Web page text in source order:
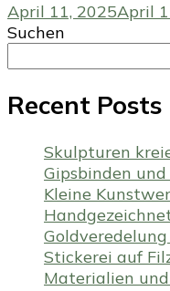
April 11, 2025April
Suchen
Recent Posts
Skulpturen
Gipsbinden und
Kleine
Stickerei auf
Materialien